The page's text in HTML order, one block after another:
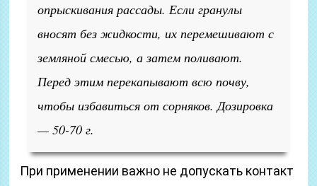
опрыскивания рассады. Если гранулы
вносят без жидкости, их перемешивают с
земляной смесью, а затем поливают.
Перед этим перекапывают всю почву,
чтобы избавиться от сорняков. Дозировка
— 50-70 г.
При применении важно не допускать контакт